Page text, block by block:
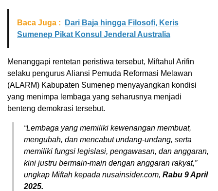
Baca Juga :
Dari Baja hingga Filosofi, Keris
Sumenep Pikat Konsul Jenderal Australia
Menanggapi rentetan peristiwa tersebut, Miftahul Arifin
selaku pengurus Aliansi Pemuda Reformasi Melawan
(ALARM) Kabupaten Sumenep menyayangkan kondisi
yang menimpa lembaga yang seharusnya menjadi
benteng demokrasi tersebut.
“Lembaga yang memiliki kewenangan membuat,
mengubah, dan mencabut undang-undang, serta
memiliki fungsi legislasi, pengawasan, dan anggaran,
kini justru bermain-main dengan anggaran rakyat,”
ungkap Miftah kepada nusainsider.com, Rabu 9 April
2025.